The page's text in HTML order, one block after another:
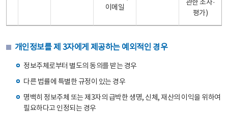
이메일
관한 조사·
평가)
개인정보를 제 3자에게 제공하는 예외적인 경우
정보주체로부터 별도의 동의를 받는 경우
다른 법률에 특별한 규정이 있는 경우
명백히 정보주체 또는 제3자의 급박한 생명, 신체, 재산의 이익을 위하여
필요하다고 인정되는 경우